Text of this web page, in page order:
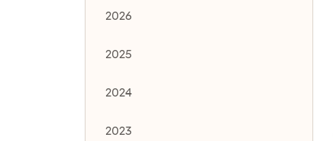
2026
2025
2024
2023